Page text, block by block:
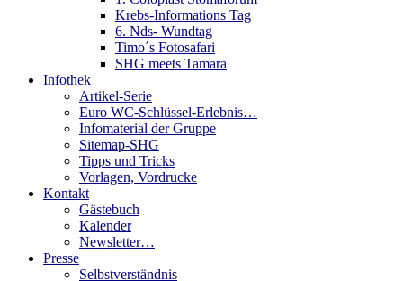
Krebs-Informations Tag
6. Nds- Wundtag
Timo´s Fotosafari
SHG meets Tamara
Infothek
Artikel-Serie
Euro WC-Schlüssel-Erlebnis…
Infomaterial der Gruppe
Sitemap-SHG
Tipps und Tricks
Vorlagen, Vordrucke
Kontakt
Gästebuch
Kalender
Newsletter…
Presse
Selbstverständnis